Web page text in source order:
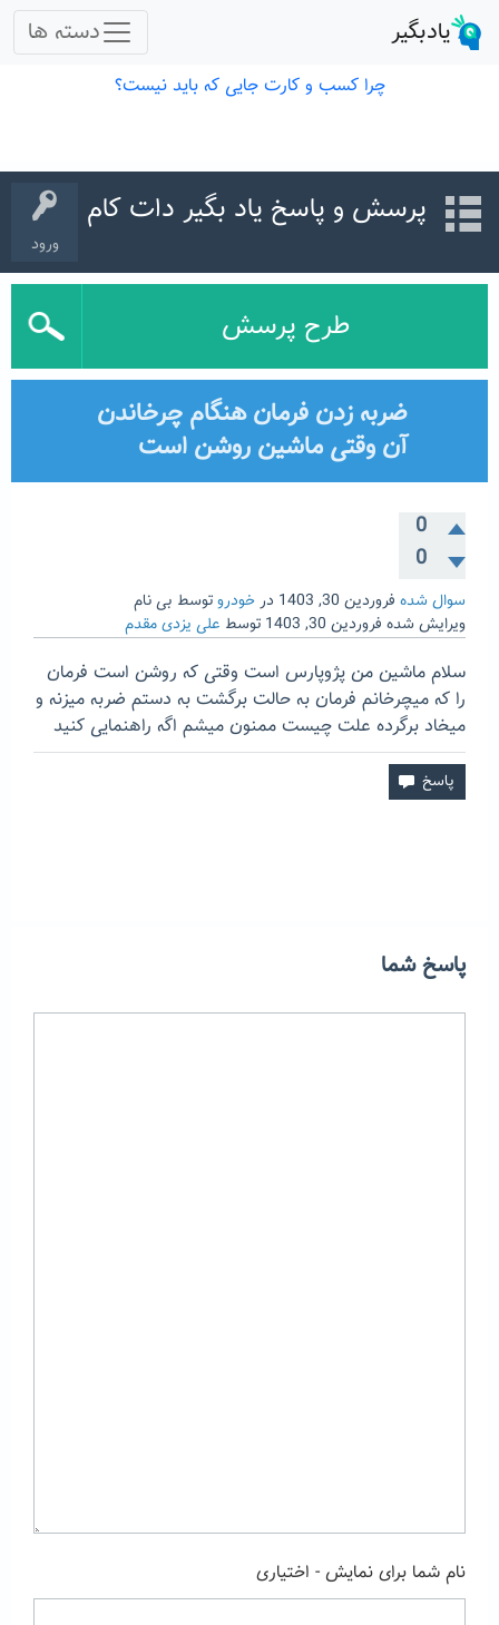
ورود
پرسش و پاسخ یاد بگیر دات کام
طرح پرسش
ضربه زدن فرمان هنگام چرخاندن
آن وقتی ماشین روشن است
0
0
سوال شده فروردین 30, 1403 درخودروتوسط بی نام
ویرایش شده فروردین 30, 1403 توسط علی یزدی مقدم
سلام ماشین من پژوپارس است وقتی که روشن است فرمان
را که میچرخانم فرمان به حالت برگشت به دستم ضربه میزنه و
میخاد برگرده علت چیست ممنون میشم اگه راهنمایی کنید
پاسخ شما
نام شما برای نمایش - اختیاری